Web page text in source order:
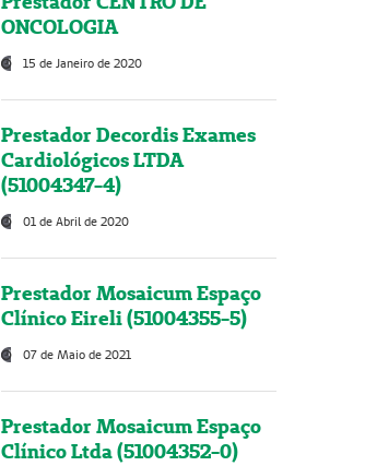
ONCOLOGIA
15 de Janeiro de 2020
Prestador Decordis Exames
Cardiológicos LTDA
(51004347-4)
01 de Abril de 2020
Prestador Mosaicum Espaço
Clínico Eireli (51004355-5)
07 de Maio de 2021
Prestador Mosaicum Espaço
Clínico Ltda (51004352-0)